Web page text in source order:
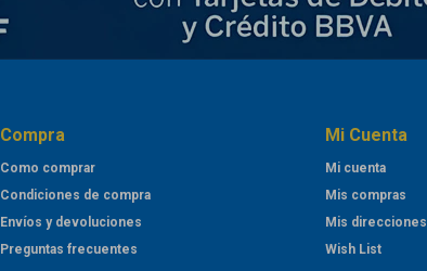
Compra
Como comprar
Condiciones de compra
Envíos y devoluciones
Preguntas frecuentes
Mi Cuenta
Mi cuenta
Mis compras
Mis direcciones
Wish List